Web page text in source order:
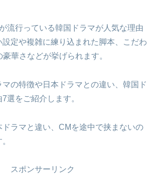
流行っている韓国ドラマが人気な理由
定や複雑に練り込まれた脚本、こだわ
華さなどが挙げられます。
の特徴や日本ドラマとの違い、韓国ド
選をご紹介します。
ラマと違い、CMを途中で挟まないの
スポンサーリンク